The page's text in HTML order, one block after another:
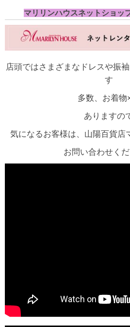
マリリンハウスネットショッ
店頭ではさまざまなドレスや振
す
多数、お着物
ありますの
気になるお客様は、山陽百貨店
お問い合わせく